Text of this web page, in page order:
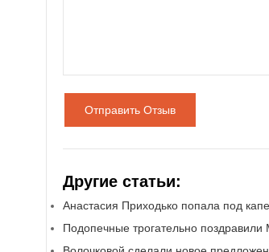
Отправить Отзыв
Другие статьи:
Анастасия Приходько попала под
Подопечные трогательно поздравили